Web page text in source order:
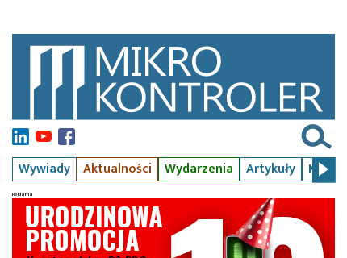
Wywiady Aktualności Wydarzenia Artykuły Kursy